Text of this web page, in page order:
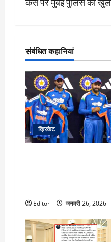
न
संबंधित कहानियां
क्रिकेट
Editor जनवरी 26, 2026